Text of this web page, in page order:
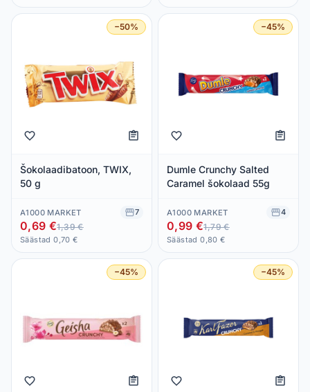
−50%
Šokolaadibatoon, TWIX,
50 g
A1000 MARKET 7
0,69 €1,39 €
Säästad 0,70 €
−45%
Dumle Crunchy Salted
Caramel šokolaad 55g
A1000 MARKET 4
0,99 €1,79 €
Säästad 0,80 €
−45% −45%